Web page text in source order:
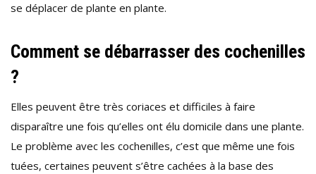
se déplacer de plante en plante.
Comment se débarrasser des cochenilles
?
Elles peuvent être très coriaces et difficiles à faire
disparaître une fois qu’elles ont élu domicile dans une plante.
Le problème avec les cochenilles, c’est que même une fois
tuées, certaines peuvent s’être cachées à la base des